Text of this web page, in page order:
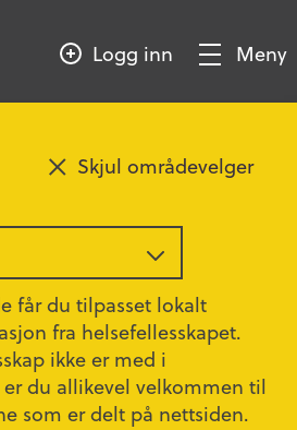
får du tilpasset lokalt
fra helsefellesskapet.
ikke er med i
du allikevel velkommen til
som er delt på nettsiden.
Skjul områdevelger
Logg inn
Vis/SkjulMeny
som akutt (timer eller
av bevissthetsnivået med
fokusere, fastholde eller